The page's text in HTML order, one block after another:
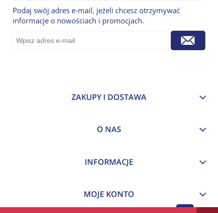
Podaj swój adres e-mail, jeżeli chcesz otrzymywać
informacje o nowościach i promocjach.
ZAKUPY I DOSTAWA
O NAS
INFORMACJE
MOJE KONTO